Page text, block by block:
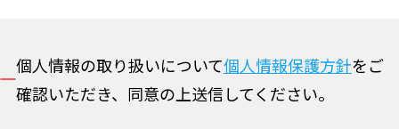
個人情報の取り扱いについて個人情報保護方針をご
確認いただき、同意の上送信してください。